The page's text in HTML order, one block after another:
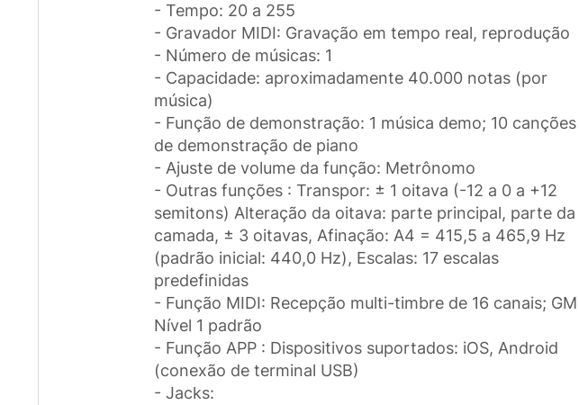
- Tempo: 20 a 255
- Gravador MIDI: Gravação em tempo real, reprodução
- Número de músicas: 1
- Capacidade: aproximadamente 40.000 notas (por
música)
- Função de demonstração: 1 música demo; 10 canções
de demonstração de piano
- Ajuste de volume da função: Metrônomo
- Outras funções : Transpor: ± 1 oitava (-12 a 0 a +12
semitons) Alteração da oitava: parte principal, parte da
camada, ± 3 oitavas, Afinação: A4 = 415,5 a 465,9 Hz
(padrão inicial: 440,0 Hz), Escalas: 17 escalas
predefinidas
- Função MIDI: Recepção multi-timbre de 16 canais; GM
Nível 1 padrão
- Função APP : Dispositivos suportados: iOS, Android
(conexão de terminal USB)
- Jacks: